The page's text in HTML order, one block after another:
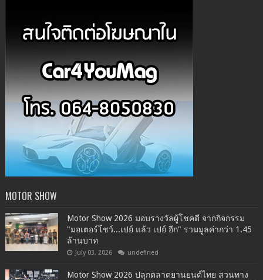
MOTOR SHOW
Motor Show 2026 มอบรางวัลผู้โชคดี จากกิจกรรม
"มอเตอร์โชว์...เปย์ แล้ว เปย์ อีก" รวมมูลค่ากว่า 1.45
ล้านบาท
July 03, 2026 undefined
Motor Show 2026 ปลุกตลาดยานยนต์ไทย สวนทาง